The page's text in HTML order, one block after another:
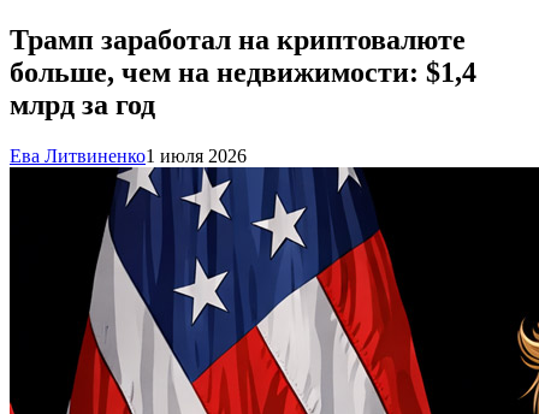
Трамп заработал на криптовалюте
больше, чем на недвижимости: $1,4
млрд за год
Ева Литвиненко1 июля 2026